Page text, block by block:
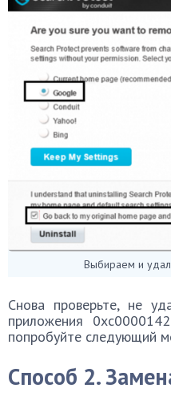
Выбираем и
Снова проверьте, не
приложения
попробуйте следующий
Способ 2.